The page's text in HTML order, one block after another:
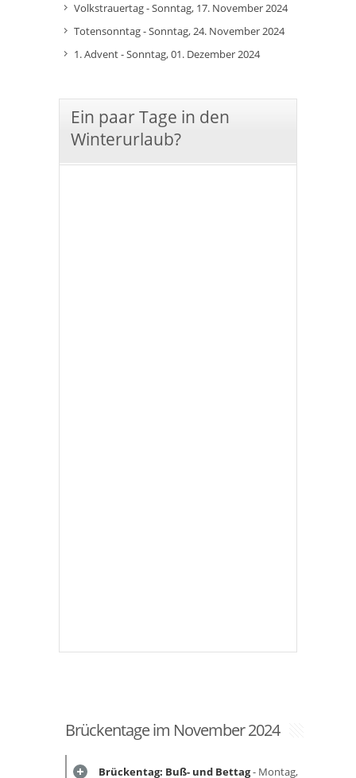
Volkstrauertag - Sonntag, 17. November 2024
Totensonntag - Sonntag, 24. November 2024
1. Advent - Sonntag, 01. Dezember 2024
Ein paar Tage in den
Winterurlaub?
Brückentage im November 2024
Brückentag: Buß- und Bettag- Montag,